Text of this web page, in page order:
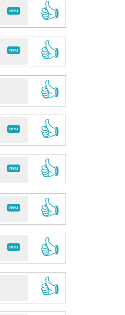
neu
👍
neu
👍
👍
neu
👍
neu
👍
neu
👍
neu
👍
👍